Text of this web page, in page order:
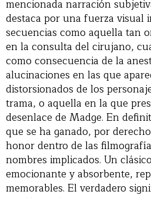
mencionada narración
destaca por una fuerza visual
secuencias como aquella tan
en la consulta del cirujano,
como consecuencia de la
alucinaciones en las que
distorsionados de los
trama, o aquella en la que
desenlace de Madge. En
que se ha ganado, por
honor dentro de las
nombres implicados. Un
emocionante y absorbente,
memorables. El verdadero